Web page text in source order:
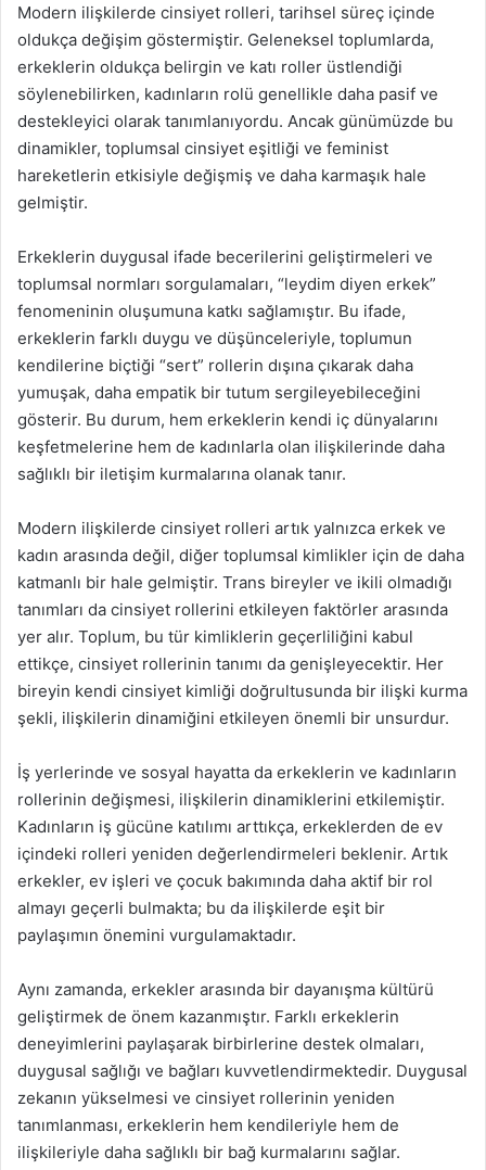
Modern ilişkilerde cinsiyet rolleri, tarihsel süreç içinde
oldukça değişim göstermiştir. Geleneksel toplumlarda,
erkeklerin oldukça belirgin ve katı roller üstlendiği
söylenebilirken, kadınların rolü genellikle daha pasif ve
destekleyici olarak tanımlanıyordu. Ancak günümüzde bu
dinamikler, toplumsal cinsiyet eşitliği ve feminist
hareketlerin etkisiyle değişmiş ve daha karmaşık hale
gelmiştir.
Erkeklerin duygusal ifade becerilerini geliştirmeleri ve
toplumsal normları sorgulamaları, “leydim diyen erkek”
fenomeninin oluşumuna katkı sağlamıştır. Bu ifade,
erkeklerin farklı duygu ve düşünceleriyle, toplumun
kendilerine biçtiği “sert” rollerin dışına çıkarak daha
yumuşak, daha empatik bir tutum sergileyebileceğini
gösterir. Bu durum, hem erkeklerin kendi iç dünyalarını
keşfetmelerine hem de kadınlarla olan ilişkilerinde daha
sağlıklı bir iletişim kurmalarına olanak tanır.
Modern ilişkilerde cinsiyet rolleri artık yalnızca erkek ve
kadın arasında değil, diğer toplumsal kimlikler için de daha
katmanlı bir hale gelmiştir. Trans bireyler ve ikili olmadığı
tanımları da cinsiyet rollerini etkileyen faktörler arasında
yer alır. Toplum, bu tür kimliklerin geçerliliğini kabul
ettikçe, cinsiyet rollerinin tanımı da genişleyecektir. Her
bireyin kendi cinsiyet kimliği doğrultusunda bir ilişki kurma
şekli, ilişkilerin dinamiğini etkileyen önemli bir unsurdur.
İş yerlerinde ve sosyal hayatta da erkeklerin ve kadınların
rollerinin değişmesi, ilişkilerin dinamiklerini etkilemiştir.
Kadınların iş gücüne katılımı arttıkça, erkeklerden de ev
içindeki rolleri yeniden değerlendirmeleri beklenir. Artık
erkekler, ev işleri ve çocuk bakımında daha aktif bir rol
almayı geçerli bulmakta; bu da ilişkilerde eşit bir
paylaşımın önemini vurgulamaktadır.
Aynı zamanda, erkekler arasında bir dayanışma kültürü
geliştirmek de önem kazanmıştır. Farklı erkeklerin
deneyimlerini paylaşarak birbirlerine destek olmaları,
duygusal sağlığı ve bağları kuvvetlendirmektedir. Duygusal
zekanın yükselmesi ve cinsiyet rollerinin yeniden
tanımlanması, erkeklerin hem kendileriyle hem de
ilişkileriyle daha sağlıklı bir bağ kurmalarını sağlar.